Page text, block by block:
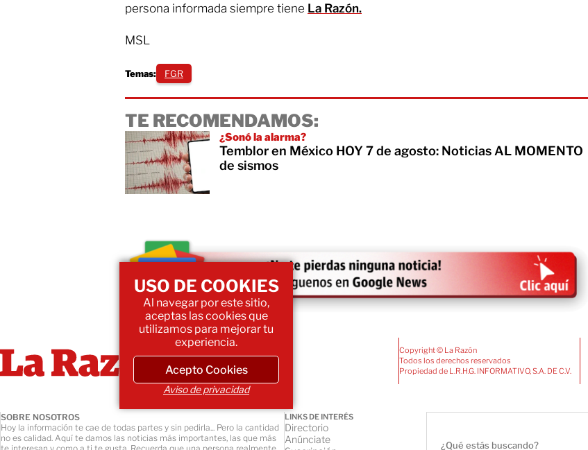
persona informada siempre tiene La Razón.
MSL
Temas: FGR
TE RECOMENDAMOS:
¿Sonó la alarma?
Temblor en México HOY 7 de agosto: Noticias AL MOMENTO
de sismos
Copyright © La Razón
Todos los derechos reservados
Propiedad de L.R.H.G. INFORMATIVO, S.A. DE C.V.
SOBRE NOSOTROS
Hoy la información te cae de todas partes y sin pedirla... Pero la cantidad
no es calidad. Aquí te damos las noticias más importantes, las que más
LINKS DE INTERÉS
Directorio
Anúnciate
USO DE COOKIES
Al navegar por este sitio,
aceptas las cookies que
utilizamos para mejorar tu
experiencia.
Acepto Cookies
Aviso de privacidad